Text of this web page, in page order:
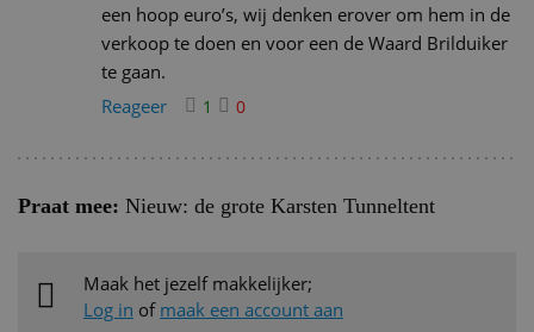
een hoop euro’s, wij denken erover om hem in de
verkoop te doen en voor een de Waard Brilduiker
te gaan.
Reageer
1 0
Praat mee: Nieuw: de grote Karsten Tunneltent
Maak het jezelf makkelijker;
Log in of maak een account aan